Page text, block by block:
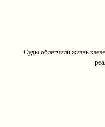
Суды облегчили жизнь